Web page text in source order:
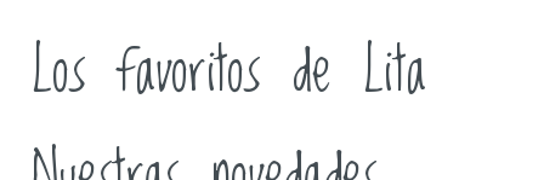
Los favoritos de Lita